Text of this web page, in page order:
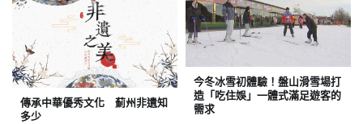
傳承中華優秀文化 薊州非遺知
多少
今冬冰雪初體驗！盤山滑雪場打
造「吃住娛」一體式滿足遊客的
需求